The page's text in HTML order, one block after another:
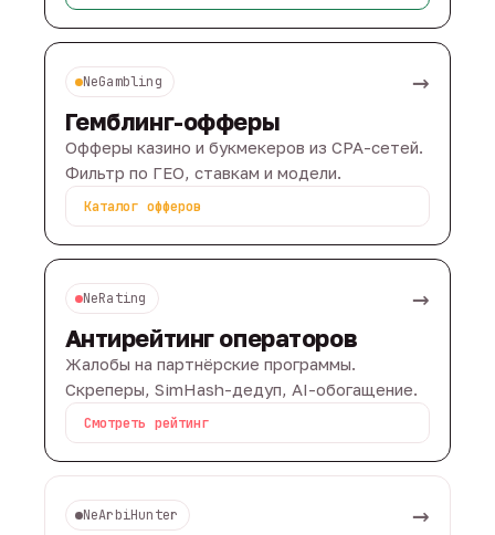
NeGambling →
Гемблинг-офферы
Офферы казино и букмекеров из CPA-сетей.
Фильтр по ГЕО, ставкам и модели.
Каталог офферов
NeRating →
Антирейтинг операторов
Жалобы на партнёрские программы.
Скреперы, SimHash-дедуп, AI-обогащение.
Смотреть рейтинг
NeArbiHunter →